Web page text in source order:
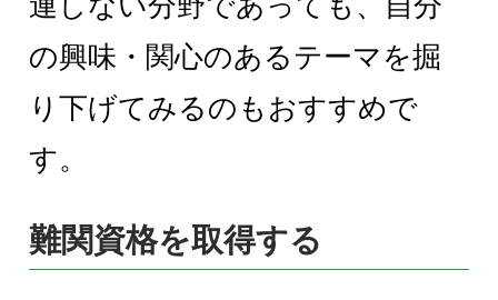
の興味・関心のあるテーマを掘
り下げてみるのもおすすめで
す。
難関資格を取得する